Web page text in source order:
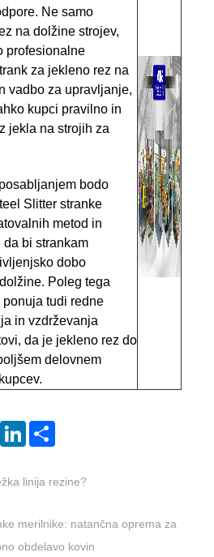
Ne samo
na dolžine strojev,
profesionalne
za jekleno rez na
vadbo za upravljanje,
kupci pravilno in
jekla na strojih za
bodo
Slitter stranke
metod in
bi strankam
dobo
Poleg tega
ponuja tudi redne
in vzdrževanja
da je jekleno rez do
delovnem
PinterestLinkedIn
linija rezine?
merilnike: natančna oprema za
obdelavo kovin